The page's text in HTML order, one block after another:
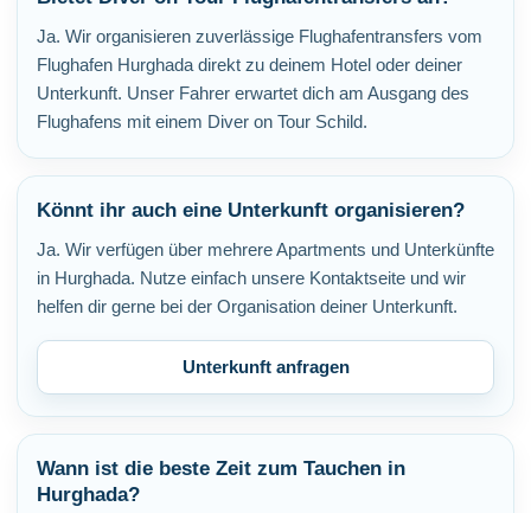
Ja. Wir organisieren zuverlässige Flughafentransfers vom
Flughafen Hurghada direkt zu deinem Hotel oder deiner
Unterkunft. Unser Fahrer erwartet dich am Ausgang des
Flughafens mit einem Diver on Tour Schild.
Könnt ihr auch eine Unterkunft organisieren?
Ja. Wir verfügen über mehrere Apartments und Unterkünfte
in Hurghada. Nutze einfach unsere Kontaktseite und wir
helfen dir gerne bei der Organisation deiner Unterkunft.
Unterkunft anfragen
Wann ist die beste Zeit zum Tauchen in
Hurghada?